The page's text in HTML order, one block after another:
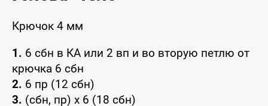
Крючок 4 мм
1. 6 сбн в КА или 2 вп и во вторую петлю от
крючка 6 сбн
2. 6 пр (12 сбн)
3. (сбн, пр) x 6 (18 сбн)